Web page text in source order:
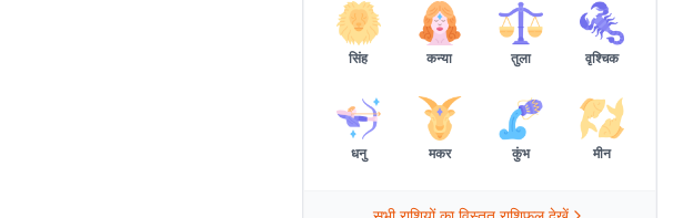
सिंह कन्या तुला वृश्चिक
धनु मकर कुंभ मीन